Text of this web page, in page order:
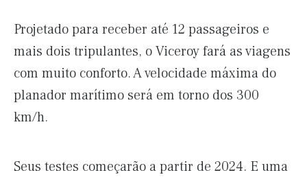
Projetado para receber até 12 passageiros e
mais dois tripulantes, o Viceroy fará as viagens
com muito conforto. A velocidade máxima do
planador marítimo será em torno dos 300
km/h.
Seus testes começarão a partir de 2024. E uma